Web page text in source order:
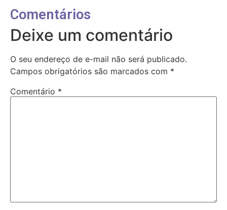
Comentários
Deixe um comentário
O seu endereço de e-mail não será publicado.
Campos obrigatórios são marcados com *
Comentário *